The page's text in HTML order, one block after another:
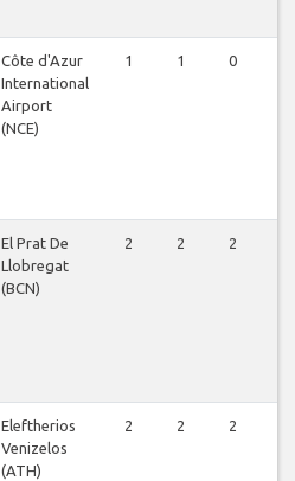
Côte d'Azur
International
Airport
(NCE)
1 1 0
El Prat De
Llobregat
(BCN)
2 2 2
Eleftherios
Venizelos
(ATH)
2 2 2